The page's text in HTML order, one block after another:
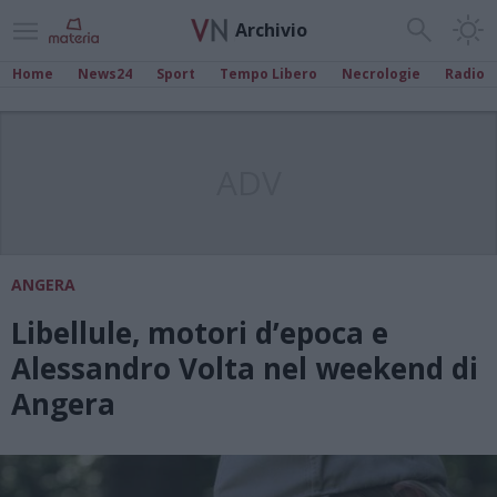
Archivio
Home News24 Sport Tempo Libero Necrologie Radio
ANGERA
Libellule, motori d’epoca e
Alessandro Volta nel weekend di
Angera